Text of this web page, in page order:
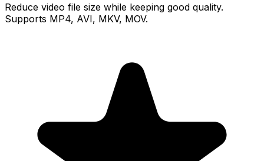
Reduce video file size while keeping good quality.
Supports MP4, AVI, MKV, MOV.